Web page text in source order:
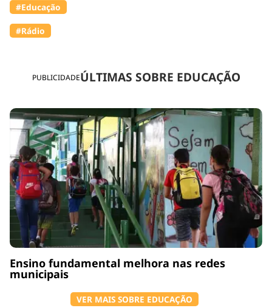
PUBLICIDADEÚLTIMAS SOBRE EDUCAÇÃO
Ensino fundamental melhora nas redes
municipais
VER MAIS SOBRE EDUCAÇÃO
#Educação
#Rádio